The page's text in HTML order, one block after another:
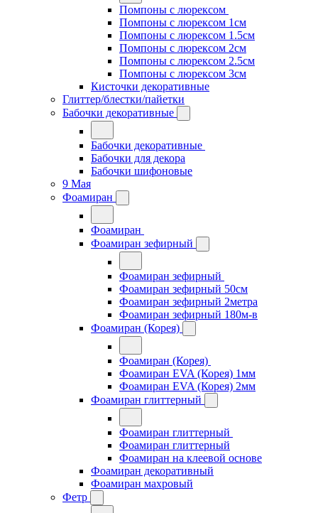
Помпоны с люрексом
Помпоны с люрексом 1см
Помпоны с люрексом 1.5см
Помпоны с люрексом 2см
Помпоны с люрексом 2.5см
Помпоны с люрексом 3см
Кисточки декоративные
Глиттер/блестки/пайетки
Бабочки декоративные
Бабочки декоративные
Бабочки для декора
Бабочки шифоновые
9 Мая
Фоамиран
Фоамиран
Фоамиран зефирный
Фоамиран зефирный
Фоамиран зефирный 50см
Фоамиран зефирный 2метра
Фоамиран зефирный 180м-в
Фоамиран (Корея)
Фоамиран (Корея)
Фоамиран EVA (Корея) 1мм
Фоамиран EVA (Корея) 2мм
Фоамиран глиттерный
Фоамиран глиттерный
Фоамиран глиттерный
Фоамиран на клеевой основе
Фоамиран декоративный
Фоамиран махровый
Фетр